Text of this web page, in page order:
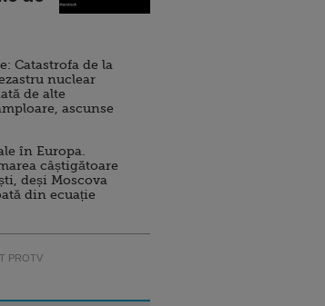
Catastrofa de la
nuclear
de alte
ascunse
în Europa.
câștigătoare
deși Moscova
din ecuație
PROTV